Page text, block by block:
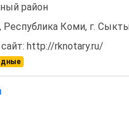
район
Республика Коми, г.
http://rknotary.ru/